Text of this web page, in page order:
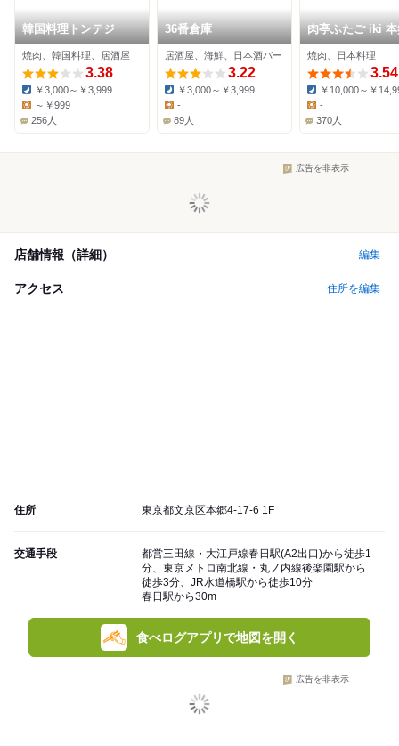
韓国料理トンテジ
焼肉、韓国料理、居酒屋
3.38
Dinner:
￥3,000～￥3,999
～￥999
256人
36番倉庫
居酒屋、海鮮、日本酒バー
3.22
Dinner:
￥3,000～￥3,999
Lunch:
-
89人
肉亭ふたご iki 本
丁目店
焼肉、日本料理
3.54
Dinner:
￥10,000～￥
-
370人
広告を非表示
店舗情報（詳細） 編集
アクセス 住所を編集
住所 東京都文京区本郷4-17-6 1F
交通手段
都営三田線・大江戸線春日駅(A2出口)から徒歩1
分、東京メトロ南北線・丸ノ内線後楽園駅から
徒歩3分、JR水道橋駅から徒歩10分
春日駅から30m
食べログアプリで地図を開く
広告を非表示